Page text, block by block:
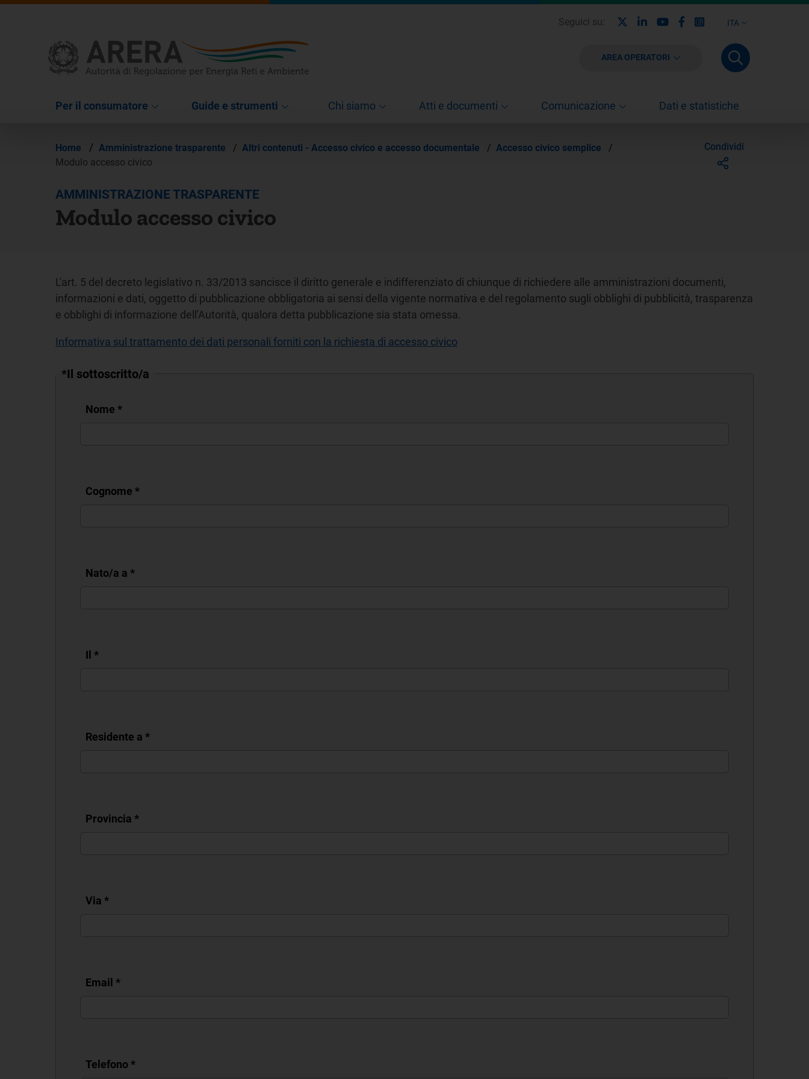
ITA
Seguici su: LinkedinYoutubeFacebook
Instagram
AREA OPERATORI
Per il consumatore Guide e strumenti Chi siamo Atti e documenti Comunicazione Dati e statistiche
Home / Amministrazione trasparente / Altri contenuti - Accesso civico e accesso documentale / Accesso civico semplice
/
Modulo accesso civico
Condividi
AMMINISTRAZIONE TRASPARENTE
Modulo accesso civico
L'art. 5 del decreto legislativo n. 33/2013 sancisce il diritto generale e indifferenziato di chiunque di richiedere alle amministrazioni documenti,
informazioni e dati, oggetto di pubblicazione obbligatoria ai sensi della vigente normativa e del regolamento sugli obblighi di pubblicità, trasparenza
e obblighi di informazione dell'Autorità, qualora detta pubblicazione sia stata omessa.
Informativa sul trattamento dei dati personali forniti con la richiesta di accesso civico
*Il sottoscritto/a
Nome *
Cognome *
Nato/a a *
Il *
Residente a *
Provincia *
Via *
Email *
Telefono*